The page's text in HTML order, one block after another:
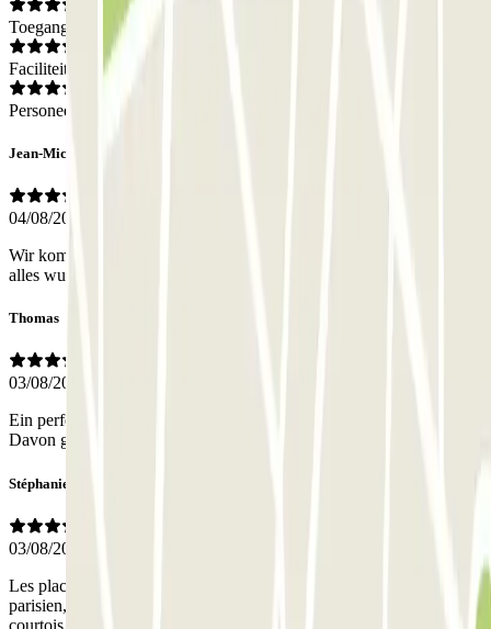
Toegang
Faciliteiten
Personeel
Jean-Michel
04/08/2026
Wir kommen aus Hamburg und waren etwas skeptisch, aber es hat
alles wunderbar geklappt. Parclick können wir weiterempfehlen.
Thomas
03/08/2026
Ein perfektes Parkhaus, um ein etwas höheres Auto zu parken.
Davon gibt es in Paris nicht viele.
Stéphanie
03/08/2026
Les places sont de bonne taille, le prix correct pour un parking
parisien, la réservation en ligne simple, le personnel à l’accueil
courtois et efficace. Seul bémol : les montées et descentes des étages